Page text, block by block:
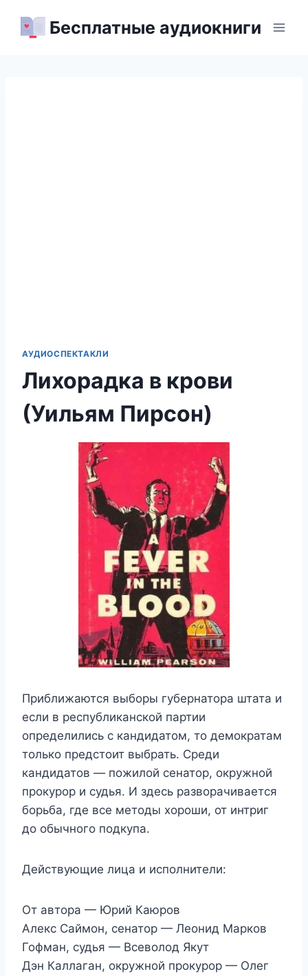
Бесплатные аудиокниги
АУДИОСПЕКТАКЛИ
Лихорадка в крови
(Уильям Пирсон)
Приближаются выборы губернатора штата и
если в республиканской партии
определились с кандидатом, то демократам
только предстоит выбрать. Среди
кандидатов — пожилой сенатор, окружной
прокурор и судья. И здесь разворачивается
борьба, где все методы хороши, от интриг
до обычного подкупа.
Действующие лица и исполнители:
От автора — Юрий Каюров
Алекс Саймон, сенатор — Леонид Марков
Гофман, судья — Всеволод Якут
Дэн Каллаган, окружной прокурор — Олег